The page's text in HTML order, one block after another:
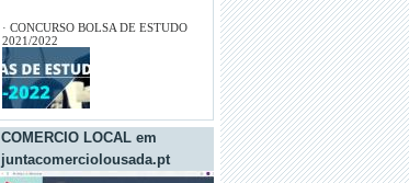
COMERCIO LOCAL em
juntacomerciolousada.pt